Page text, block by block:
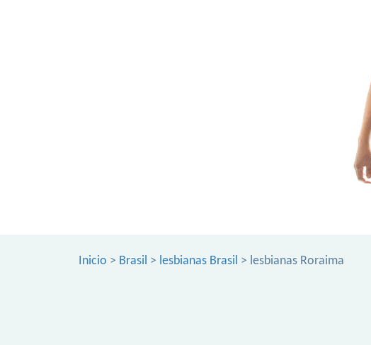
Inicio > Brasil > lesbianas Brasil > lesbianas Roraima